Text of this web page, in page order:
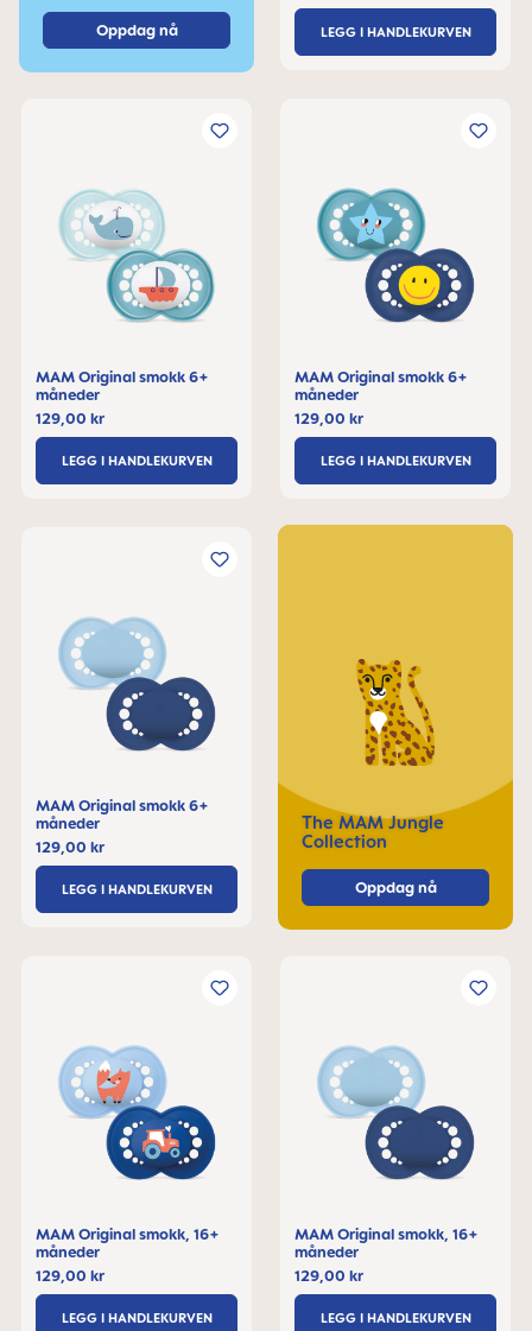
The MAM Jungle
Collection
Oppdag nå
Oppdag nå LEGG I HANDLEKURVEN
MAM Original smokk 6+
måneder
129,00 kr
LEGG I HANDLEKURVEN
MAM Original smokk 6+
måneder
129,00 kr
LEGG I HANDLEKURVEN
MAM Original smokk 6+
måneder
129,00 kr
LEGG I HANDLEKURVEN
MAM Original smokk, 16+
måneder
129,00 kr
LEGG I HANDLEKURVEN
MAM Original smokk, 16+
måneder
129,00 kr
LEGG I HANDLEKURVEN